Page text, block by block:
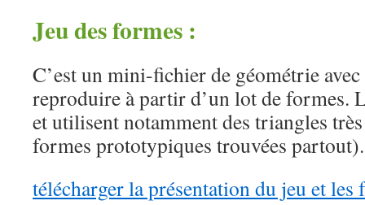
Jeu des formes :
C’est un mini-fichier de géométrie avec
reproduire à partir d’un lot de formes.
et utilisent notamment des triangles
formes prototypiques trouvées partout).
télécharger la présentation du jeu et